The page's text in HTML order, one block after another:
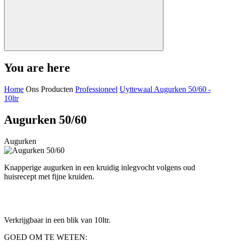
You are here
Home Ons Producten Professioneel Uyttewaal Augurken 50/60 -
10ltr
Augurken 50/60
Augurken
Knapperige augurken in een kruidig inlegvocht volgens oud
huisrecept met fijne kruiden.
Verkrijgbaar in een blik van 10ltr.
GOED OM TE WETEN: